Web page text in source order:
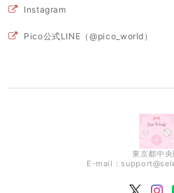
Instagram
Pico公式LINE（@pico_world）
東京都中央
E-mail：